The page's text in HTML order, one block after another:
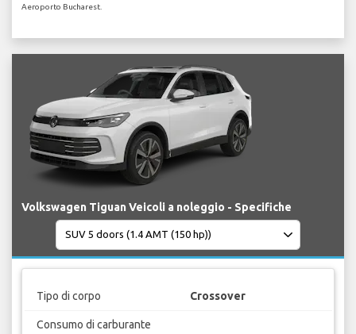
Aeroporto Bucharest.
Volkswagen Tiguan Veicoli a noleggio - Specifiche
Tipo di corpo Crossover
Consumo di carburante